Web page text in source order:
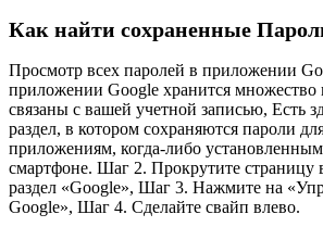
Как найти сохраненные
Просмотр всех паролей в приложении
приложении Google хранится множество
связаны с вашей учетной записью, Есть
раздел, в котором сохраняются пароли
приложениям, когда-либо
смартфоне. Шаг 2. Прокрутите страницу
раздел «Google», Шаг 3. Нажмите на
Google», Шаг 4. Сделайте свайп влево.